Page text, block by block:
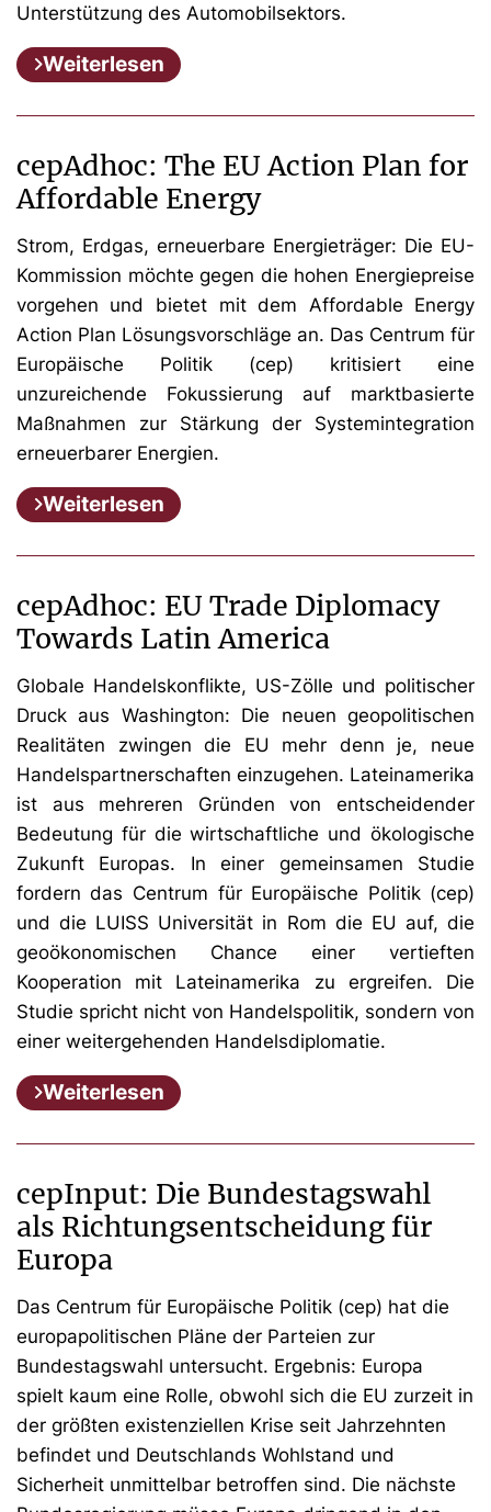
Unterstützung des Automobilsektors.
Weiterlesen
cepAdhoc: The EU Action Plan for
Affordable Energy
Strom, Erdgas, erneuerbare Energieträger: Die EU-
Kommission möchte gegen die hohen Energiepreise
vorgehen und bietet mit dem Affordable Energy
Action Plan Lösungsvorschläge an. Das Centrum für
Europäische Politik (cep) kritisiert eine
unzureichende Fokussierung auf marktbasierte
Maßnahmen zur Stärkung der Systemintegration
erneuerbarer Energien.
Weiterlesen
cepAdhoc: EU Trade Diplomacy
Towards Latin America
Globale Handelskonflikte, US-Zölle und politischer
Druck aus Washington: Die neuen geopolitischen
Realitäten zwingen die EU mehr denn je, neue
Handelspartnerschaften einzugehen. Lateinamerika
ist aus mehreren Gründen von entscheidender
Bedeutung für die wirtschaftliche und ökologische
Zukunft Europas. In einer gemeinsamen Studie
fordern das Centrum für Europäische Politik (cep)
und die LUISS Universität in Rom die EU auf, die
geoökonomischen Chance einer vertieften
Kooperation mit Lateinamerika zu ergreifen. Die
Studie spricht nicht von Handelspolitik, sondern von
einer weitergehenden Handelsdiplomatie.
Weiterlesen
cepInput: Die Bundestagswahl
als Richtungsentscheidung für
Europa
Das Centrum für Europäische Politik (cep) hat die
europapolitischen Pläne der Parteien zur
Bundestagswahl untersucht. Ergebnis: Europa
spielt kaum eine Rolle, obwohl sich die EU zurzeit in
der größten existenziellen Krise seit Jahrzehnten
befindet und Deutschlands Wohlstand und
Sicherheit unmittelbar betroffen sind. Die nächste